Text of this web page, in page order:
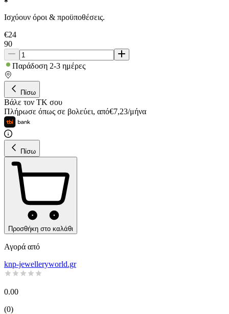
Ισχύουν όροι & προϋποθέσεις.
€24
90
Παράδοση 2-3 ημέρες
Πίσω
Βάλε τον ΤΚ σου
Πλήρωσε όπως σε βολεύει, από€7,23/μήνα
Πίσω
Προσθήκη στο καλάθι
Αγορά από
knp-jewelleryworld.gr
0.00
(0)